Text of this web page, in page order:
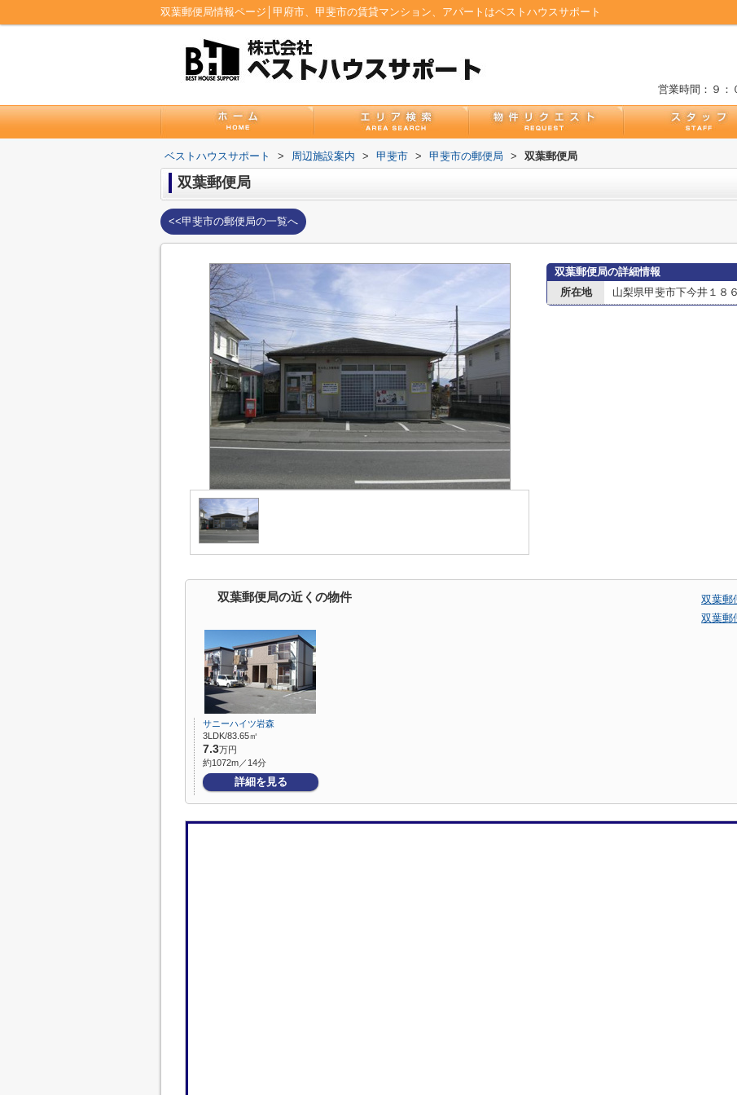
双葉郵便局情報ページ│甲府市、甲斐市の賃貸マンション、アパートはベストハウスサポート
営業時間：９：
ベストハウスサポート > 周辺施設案内 > 甲斐市 > 甲斐市の郵便局 > 双葉郵便局
双葉郵便局
<<甲斐市の郵便局の一覧へ
双葉郵便局の詳細情報
所在地
山梨県甲斐市下今井１８６
双葉郵便局の近くの物件
双葉郵
双葉郵
サニーハイツ岩森
3LDK/83.65㎡
7.3万円
約1072m／14分
詳細を見る